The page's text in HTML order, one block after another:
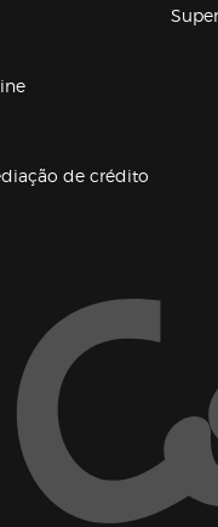
de crédito